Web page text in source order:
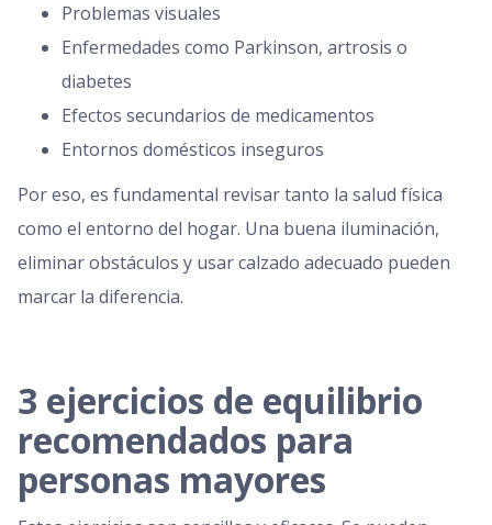
Problemas visuales
Enfermedades como Parkinson, artrosis o
diabetes
Efectos secundarios de medicamentos
Entornos domésticos inseguros
Por eso, es fundamental revisar tanto la salud física
como el entorno del hogar. Una buena iluminación,
eliminar obstáculos y usar calzado adecuado pueden
marcar la diferencia.
3 ejercicios de equilibrio
recomendados para
personas mayores